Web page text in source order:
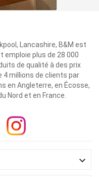
Lancashire, B&M est
emploie plus de 28 000
de qualité à des prix
4 millions de clients par
en Angleterre, en Écosse,
Nord et en France.
